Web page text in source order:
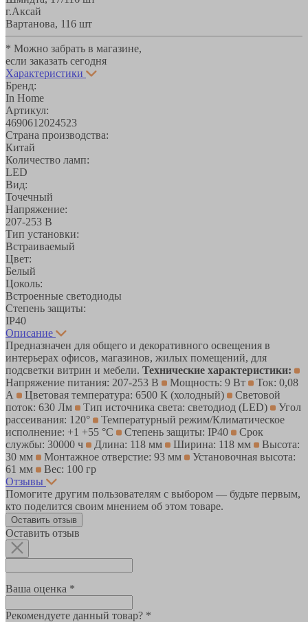
г.Аксай
Вартанова, 116 шт
* Можно забрать в магазине,
если заказать сегодня
Характеристики
Бренд:
In Home
Артикул:
4690612024523
Страна производства:
Китай
Количество ламп:
LED
Вид:
Точечный
Напряжение:
207-253 В
Тип установки:
Встраиваемый
Цвет:
Белый
Цоколь:
Встроенные светодиоды
Степень защиты:
IP40
Описание
Предназначен для общего и декоративного освещения в
интерьерах офисов, магазинов, жилых помещений, для
подсветки витрин и мебели. Технические характеристики:
Напряжение питания: 207-253 В
Мощность: 9 Вт
Ток: 0,08
А
Цветовая температура: 6500 К (холодный)
Световой
поток: 630 Лм
Тип источника света: светодиод (LED)
Угол
рассеивания: 120°
Температурный режим/Климатическое
исполнение: +1 +55 °С
Степень защиты: IP40
Срок
службы: 30000 ч
Длина: 118 мм Ширина: 118 мм
Высота:
30 мм
Монтажное отверстие: 93 мм
Установочная высота:
61 мм
Вес: 100 гр
Отзывы
Помогите другим пользователям с выбором — будьте первым,
кто поделится своим мнением об этом товаре.
Оставить отзыв
Оставить отзыв
Ваша оценка *
Рекомендуете данный товар? *